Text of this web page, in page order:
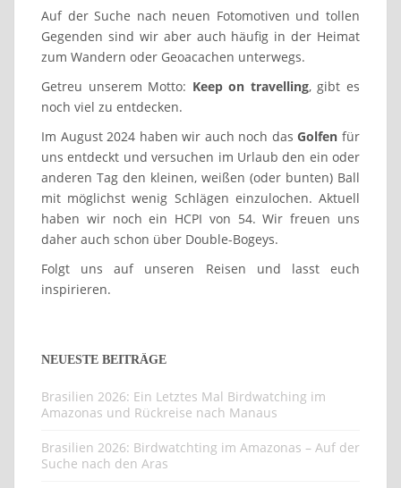
Auf der Suche nach neuen Fotomotiven und tollen
Gegenden sind wir aber auch häufig in der Heimat
zum Wandern oder Geoacachen unterwegs.
Getreu unserem Motto: Keep on travelling, gibt es
noch viel zu entdecken.
Im August 2024 haben wir auch noch dasGolfen für
uns entdeckt und versuchen im Urlaub den ein oder
anderen Tag den kleinen, weißen (oder bunten) Ball
mit möglichst wenig Schlägen einzulochen. Aktuell
haben wir noch ein HCPI von 54. Wir freuen uns
daher auch schon über Double-Bogeys.
Folgt uns auf unseren Reisen und lasst euch
inspirieren.
NEUESTE BEITRÄGE
Brasilien 2026: Ein Letztes Mal Birdwatching im
Amazonas und Rückreise nach Manaus
Brasilien 2026: Birdwatchting im Amazonas – Auf der
Suche nach den Aras